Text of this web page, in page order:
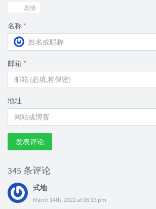
表情
名称 *
邮箱 *
地址
发表评论
345 条评论
式地
March 14th, 2022 at 06:13 pm